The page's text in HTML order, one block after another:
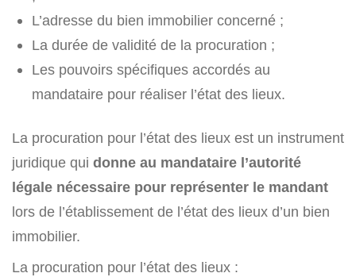
L’adresse du bien immobilier concerné ;
La durée de validité de la procuration ;
Les pouvoirs spécifiques accordés au
mandataire pour réaliser l’état des lieux.
La procuration pour l’état des lieux est un instrument
juridique qui donne au mandataire l’autorité
légale nécessaire pour représenter le mandant
lors de l’établissement de l’état des lieux d’un bien
immobilier.
La procuration pour l’état des lieux :